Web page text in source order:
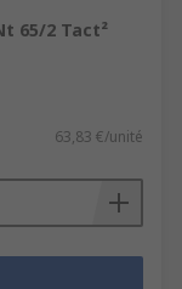
65/2 Tact²
63,83 €/unité